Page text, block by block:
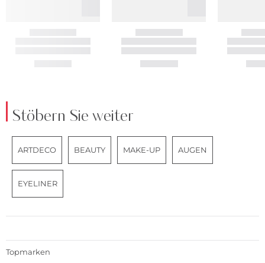
Stöbern Sie weiter
ARTDECO BEAUTY MAKE-UP AUGEN
EYELINER
Topmarken